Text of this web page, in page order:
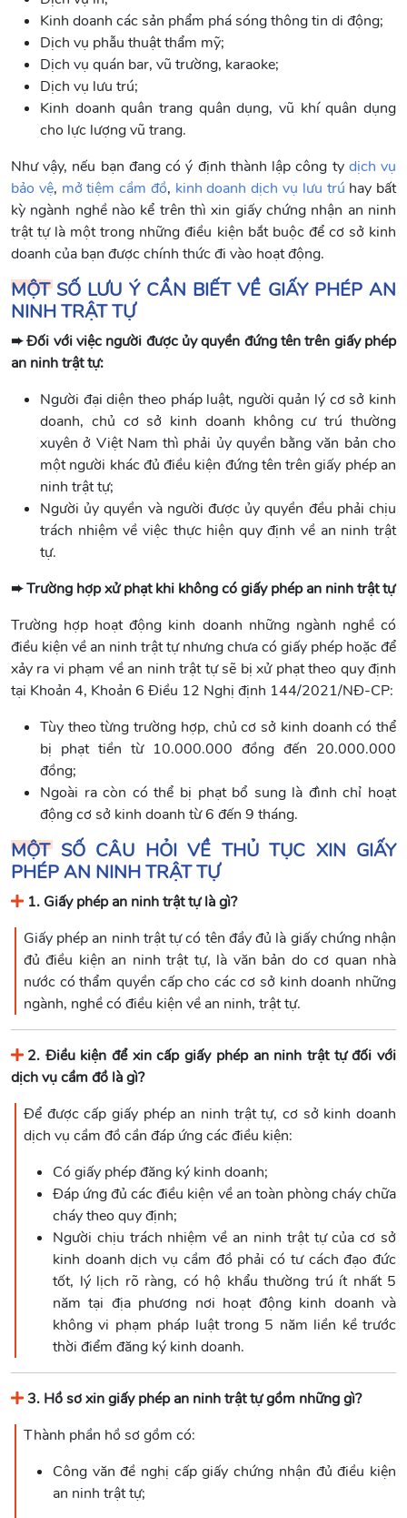
Kinh doanh các sản phẩm phá sóng thông tin di động;
Dịch vụ phẫu thuật thẩm mỹ;
Dịch vụ quán bar, vũ trường, karaoke;
Dịch vụ lưu trú;
Kinh doanh quân trang quân dụng, vũ khí quân dụng
cho lực lượng vũ trang.
Như vậy, nếu bạn đang có ý định thành lập công ty dịch vụ
bảo vệ, mở tiệm cầm đồ, kinh doanh dịch vụ lưu trú hay bất
kỳ ngành nghề nào kể trên thì xin giấy chứng nhận an ninh
trật tự là một trong những điều kiện bắt buộc để cơ sở kinh
doanh của bạn được chính thức đi vào hoạt động.
MỘT SỐ LƯU Ý CẦN BIẾT VỀ GIẤY PHÉP AN
NINH TRẬT TỰ
➨ Đối với việc người được ủy quyền đứng tên trên giấy phép
an ninh trật tự:
Người đại diện theo pháp luật, người quản lý cơ sở kinh
doanh, chủ cơ sở kinh doanh không cư trú thường
xuyên ở Việt Nam thì phải ủy quyền bằng văn bản cho
một người khác đủ điều kiện đứng tên trên giấy phép an
ninh trật tự;
Người ủy quyền và người được ủy quyền đều phải chịu
trách nhiệm về việc thực hiện quy định về an ninh trật
tự.
➨ Trường hợp xử phạt khi không có giấy phép an ninh trật tự
Trường hợp hoạt động kinh doanh những ngành nghề có
điều kiện về an ninh trật tự nhưng chưa có giấy phép hoặc để
xảy ra vi phạm về an ninh trật tự sẽ bị xử phạt theo quy định
tại Khoản 4, Khoản 6 Điều 12 Nghị định 144/2021/NĐ-CP:
Tùy theo từng trường hợp, chủ cơ sở kinh doanh có thể
bị phạt tiền từ 10.000.000 đồng đến 20.000.000
đồng;
Ngoài ra còn có thể bị phạt bổ sung là đình chỉ hoạt
động cơ sở kinh doanh từ 6 đến 9 tháng.
MỘT SỐ CÂU HỎI VỀ THỦ TỤC XIN GIẤY
PHÉP AN NINH TRẬT TỰ
1. Giấy phép an ninh trật tự là gì?
Giấy phép an ninh trật tự có tên đầy đủ là giấy chứng nhận
đủ điều kiện an ninh trật tự, là văn bản do cơ quan nhà
nước có thẩm quyền cấp cho các cơ sở kinh doanh những
ngành, nghề có điều kiện về an ninh, trật tự.
2. Điều kiện để xin cấp giấy phép an ninh trật tự đối với
dịch vụ cầm đồ là gì?
Để được cấp giấy phép an ninh trật tự, cơ sở kinh doanh
dịch vụ cầm đồ cần đáp ứng các điều kiện:
Có giấy phép đăng ký kinh doanh;
Đáp ứng đủ các điều kiện về an toàn phòng cháy chữa
cháy theo quy định;
Người chịu trách nhiệm về an ninh trật tự của cơ sở
kinh doanh dịch vụ cầm đồ phải có tư cách đạo đức
tốt, lý lịch rõ ràng, có hộ khẩu thường trú ít nhất 5
năm tại địa phương nơi hoạt động kinh doanh và
không vi phạm pháp luật trong 5 năm liền kề trước
thời điểm đăng ký kinh doanh.
3. Hồ sơ xin giấy phép an ninh trật tự gồm những gì?
Thành phần hồ sơ gồm có:
Công văn đề nghị cấp giấy chứng nhận đủ điều kiện
an ninh trật tự;